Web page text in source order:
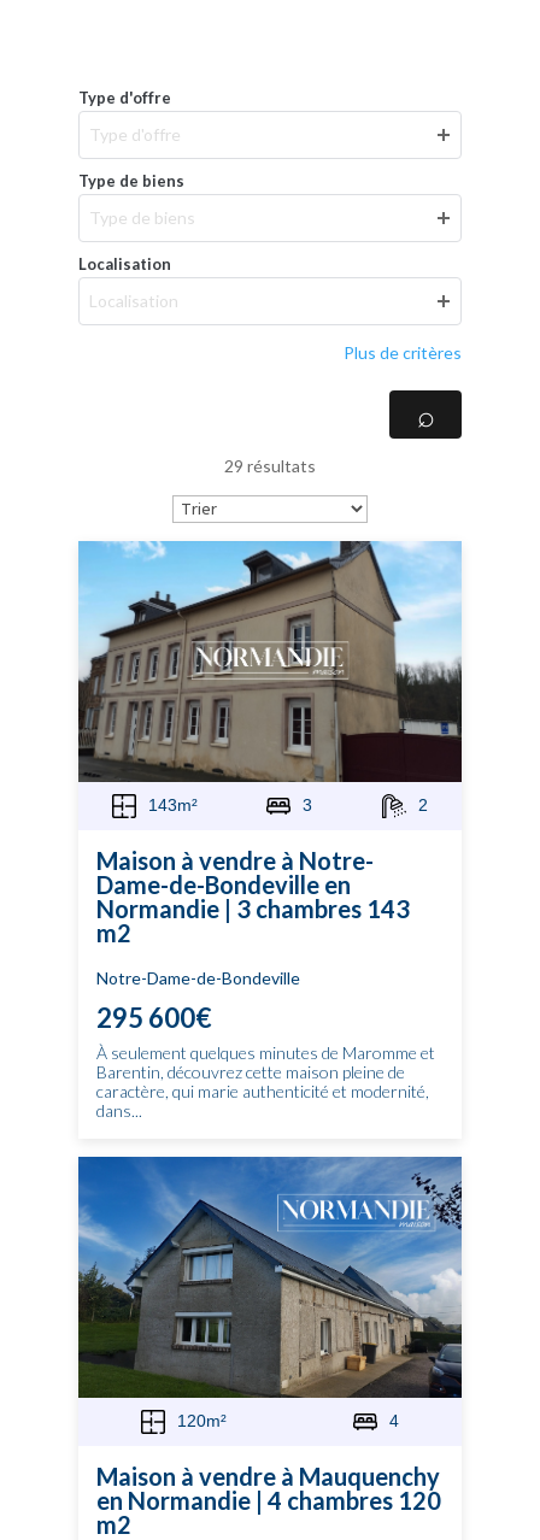
Type d'offre
Type d'offre
Type de biens
Type de biens
Localisation
Localisation
Plus de critères
29 résultats
143m² 3 2
Maison à vendre à Notre-
Dame-de-Bondeville en
Normandie | 3 chambres 143
m2
Notre-Dame-de-Bondeville
295 600€
À seulement quelques minutes de Maromme et
Barentin, découvrez cette maison pleine de
caractère, qui marie authenticité et modernité,
dans...
120m² 4
Maison à vendre à Mauquenchy
en Normandie | 4 chambres 120
m2